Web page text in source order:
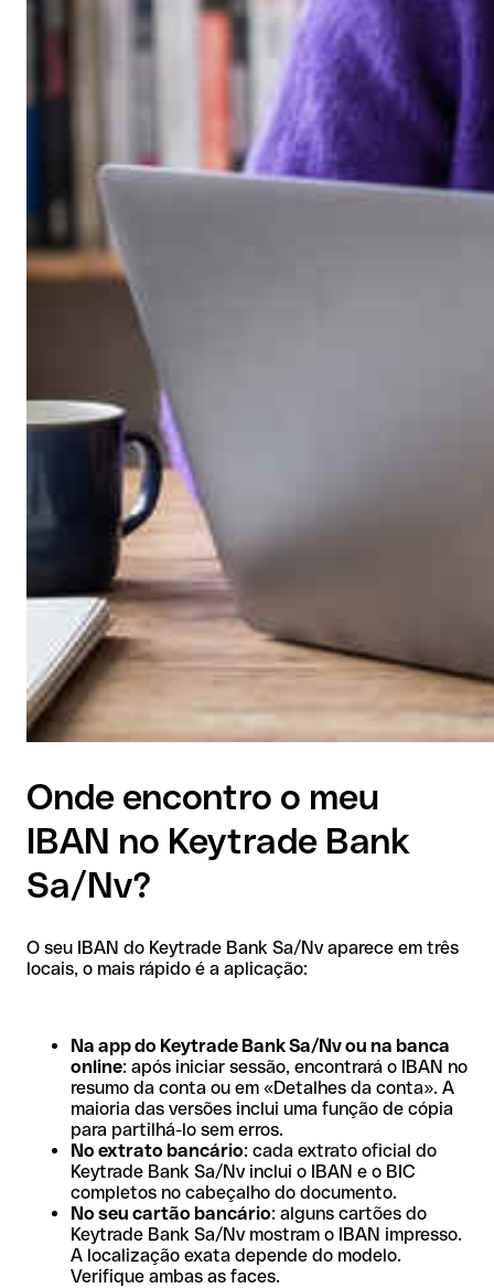
Onde encontro o meu
IBAN no Keytrade Bank
Sa/Nv?
O seu IBAN do Keytrade Bank Sa/Nv aparece em três
locais, o mais rápido é a aplicação:
Na app do Keytrade Bank Sa/Nv ou na banca
online: após iniciar sessão, encontrará o IBAN no
resumo da conta ou em «Detalhes da conta». A
maioria das versões inclui uma função de cópia
para partilhá-lo sem erros.
No extrato bancário: cada extrato oficial do
Keytrade Bank Sa/Nv inclui o IBAN e o BIC
completos no cabeçalho do documento.
No seu cartão bancário: alguns cartões do
Keytrade Bank Sa/Nv mostram o IBAN impresso.
A localização exata depende do modelo.
Verifique ambas as faces.